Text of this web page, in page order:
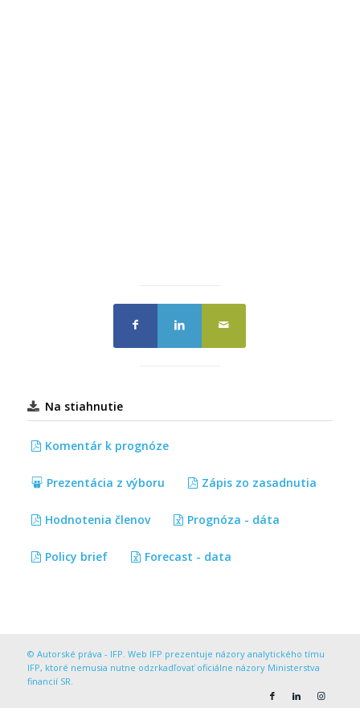
Na stiahnutie
Komentár k prognóze
Prezentácia z výboru Zápis zo zasadnutia
Hodnotenia členov Prognóza - dáta
Policy brief Forecast - data
© Autorské práva - IFP. Web IFP prezentuje názory analytického tímu
IFP, ktoré nemusia nutne odzrkadľovať oficiálne názory Ministerstva
financií SR.